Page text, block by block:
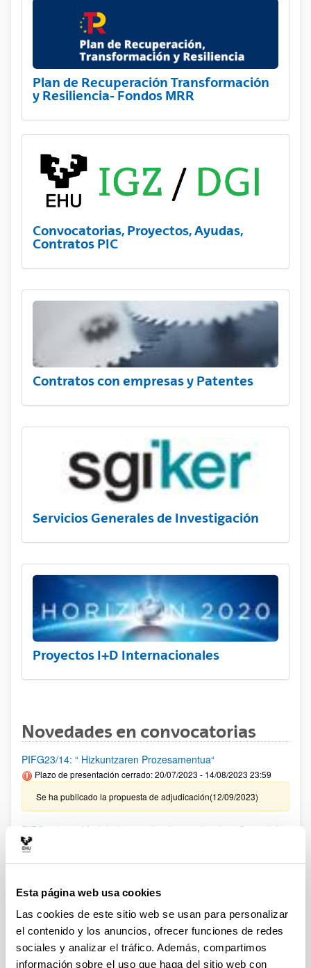
Esta página web usa cookies
Las cookies de este sitio web se usan para personalizar
el contenido y los anuncios, ofrecer funciones de redes
sociales y analizar el tráfico. Además, compartimos
información sobre el uso que haga del sitio web con
Plan de Recuperación Transformación
y Resiliencia- Fondos MRR
Convocatorias, Proyectos, Ayudas,
Contratos PIC
Contratos con empresas y Patentes
Servicios Generales de Investigación
Proyectos I+D Internacionales
Novedades en convocatorias
PIFG23/14: “ Hizkuntzaren Prozesamentua“
Plazo de presentación cerrado: 20/07/2023 - 14/08/2023 23:59
Se ha publicado la propuesta de adjudicación(12/09/2023)
PIFG23/13: “ Modelado, simulación, emulación y Control de
Sistemas de Energía, así como de robótica móvil mediante
Se ha publicado la propuesta de adjudicación(12/09/2023)
PIFG23/11: “ Robótica Móvil con Drones “
Plazo de presentación cerrado: 18/07/2023 - 10/08/2023 23:59